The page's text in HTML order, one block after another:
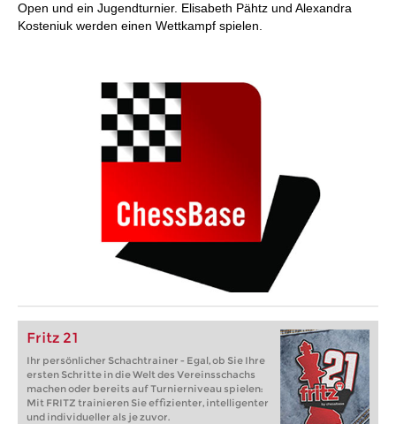
Open und ein Jugendturnier. Elisabeth Pähtz und Alexandra
Kosteniuk werden einen Wettkampf spielen.
Fritz 21
Ihr persönlicher Schachtrainer - Egal, ob Sie Ihre
ersten Schritte in die Welt des Vereinsschachs
machen oder bereits auf Turnierniveau spielen:
Mit FRITZ trainieren Sie effizienter, intelligenter
und individueller als je zuvor.